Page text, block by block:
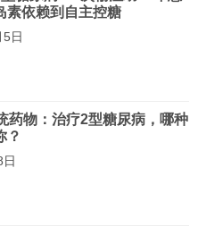
素依赖到自主控糖
日
药物：治疗2型糖尿病，哪种
？